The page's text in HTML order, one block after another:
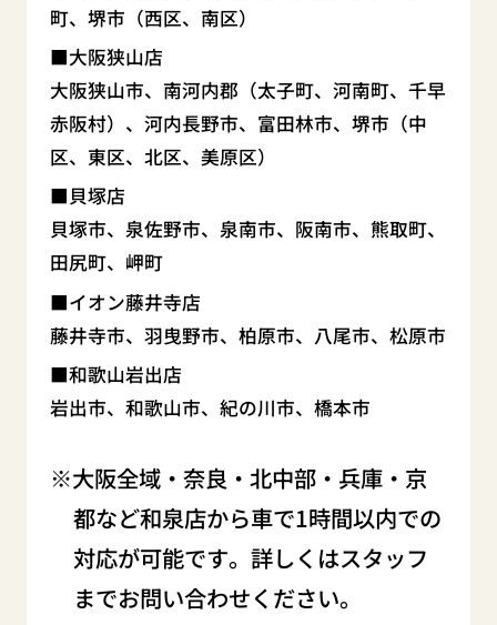
町、堺市（西区、南区）
大阪狭山店
大阪狭山市、南河内郡（太子町、河南町、千早
赤阪村）、河内長野市、富田林市、堺市（中
区、東区、北区、美原区）
貝塚店
貝塚市、泉佐野市、泉南市、阪南市、熊取町、
田尻町、岬町
イオン藤井寺店
藤井寺市、羽曳野市、柏原市、八尾市、松原市
和歌山岩出店
岩出市、和歌山市、紀の川市、橋本市
大阪全域・奈良・北中部・兵庫・京
都など和泉店から車で1時間以内での
対応が可能です。詳しくはスタッフ
までお問い合わせください。